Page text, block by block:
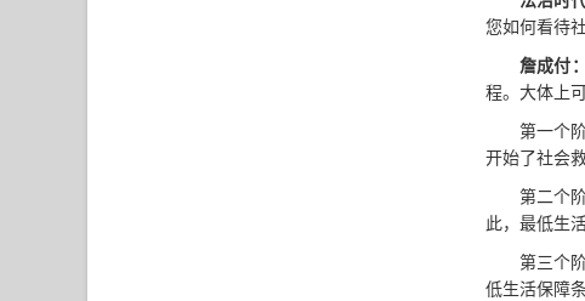
您如何看待
詹成付
程。大体上
第一个
开始了社会
第二个
此，最低生
第三个
低生活保障